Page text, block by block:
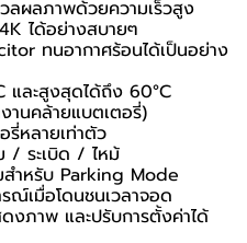
ผลภาพด้วยความเร็วสูง
ได้อย่างสบายๆ
ทนอากาศร้อนได้เป็นอย่าง
ละสูงสุดได้ถึง 60°C
านคล้ายแบตเตอรี่)
หลายเท่าตัว
/ ระเบิด / ไหม้
ำหรับ Parking Mode
ณ์เมื่อโดนชนเวลาจอด
ภาพ และปรับการตั้งค่าได้